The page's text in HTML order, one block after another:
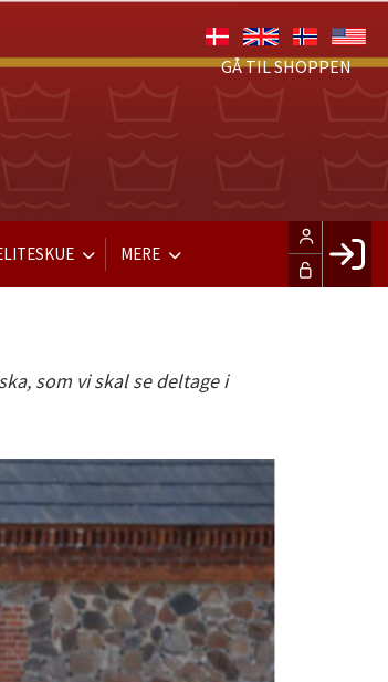
MERE
GÅ TIL SHOPPEN
som vi skal se deltage i